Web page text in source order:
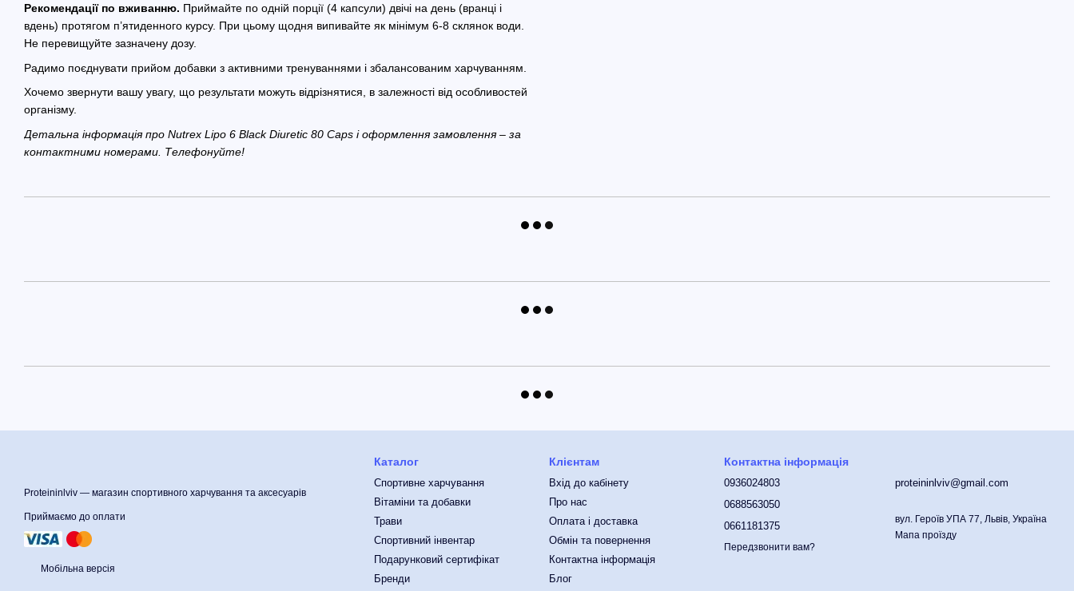
Рекомендації по вживанню. Приймайте по одній порції (4 капсули) двічі на день (вранці і
вдень) протягом п’ятиденного курсу. При цьому щодня випивайте як мінімум 6-8 склянок води.
Не перевищуйте зазначену дозу.
Радимо поєднувати прийом добавки з активними тренуваннями і збалансованим харчуванням.
Хочемо звернути вашу увагу, що результати можуть відрізнятися, в залежності від особливостей
організму.
Детальна інформація про Nutrex Lipo 6 Black Diuretic 80 Caps і оформлення замовлення – за
контактними номерами. Телефонуйте!
Proteininlviv — магазин спортивного харчування та аксесуарів
Приймаємо до оплати
Мобільна версія
Каталог
Спортивне харчування
Вітаміни та добавки
Трави
Спортивний інвентар
Подарунковий сертифікат
Бренди
Клієнтам
Вхід до кабінету
Про нас
Оплата і доставка
Обмін та повернення
Контактна інформація
Блог
Контактна інформація
0936024803
0688563050
0661181375
Передзвонити вам?
proteininlviv@gmail.com
вул. Героїв УПА 77, Львів, Україна
Мапа проїзду